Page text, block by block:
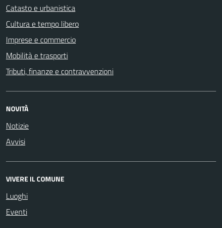
Catasto e urbanistica
Cultura e tempo libero
Imprese e commercio
Mobilità e trasporti
Tributi, finanze e contravvenzioni
NOVITÀ
Notizie
Avvisi
VIVERE IL COMUNE
Luoghi
Eventi